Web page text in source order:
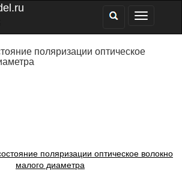
поляризации оптическое